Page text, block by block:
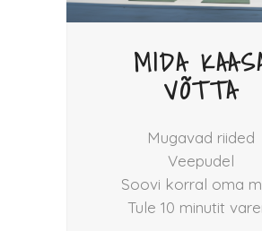
MIDA
VÕTTA
Mugavad riided
Veepudel
Soovi korral oma
Tule 10 minutit